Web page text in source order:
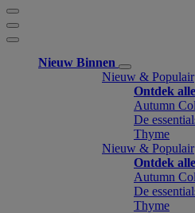
Nieuw Binnen
Nieuw & Populair
Ontdek
Autumn
De
Thyme
Nieuw & Populair
Ontdek
Autumn
De
Thyme